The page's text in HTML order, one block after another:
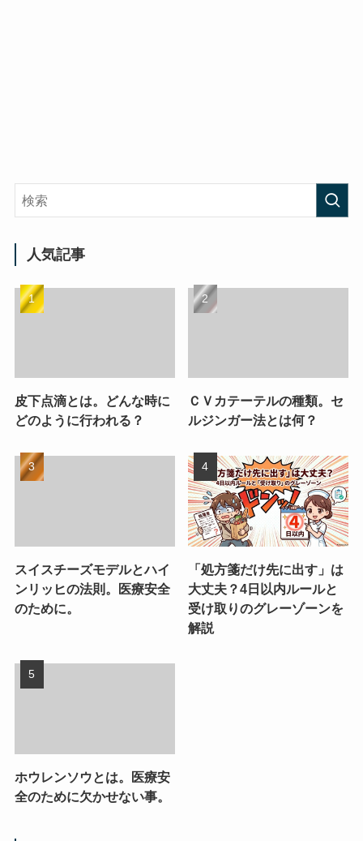
人気記事
皮下点滴とは。どんな時に
どのように行われる？
ＣＶカテーテルの種類。セ
ルジンガー法とは何？
スイスチーズモデルとハイ
ンリッヒの法則。医療安全
のために。
「処方箋だけ先に出す」は
大丈夫？4日以内ルールと
受け取りのグレーゾーンを
解説
ホウレンソウとは。医療安
全のために欠かせない事。